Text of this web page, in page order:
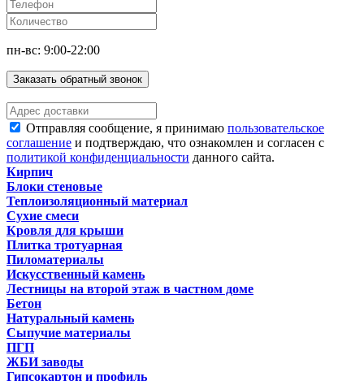
пн-вс: 9:00-22:00
Заказать обратный звонок
Отправляя сообщение, я принимаю пользовательское
соглашение и подтверждаю, что ознакомлен и согласен с
политикой конфиденциальности данного сайта.
Кирпич
Блоки стеновые
Теплоизоляционный материал
Сухие смеси
Кровля для крыши
Плитка тротуарная
Пиломатериалы
Искусственный камень
Лестницы на второй этаж в частном доме
Бетон
Натуральный камень
Сыпучие материалы
ПГП
ЖБИ заводы
Гипсокартон и профиль